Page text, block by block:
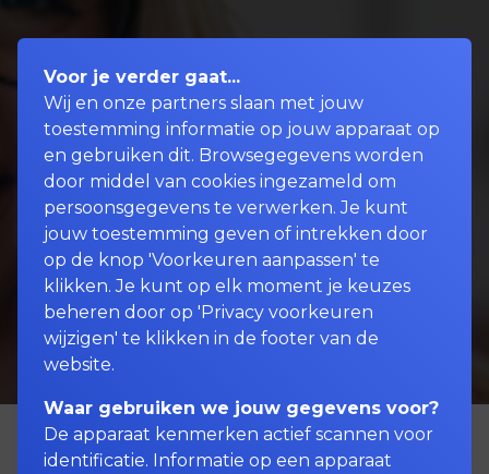
Voor je verder gaat...
Wij en onze partners slaan met jouw
toestemming informatie op jouw apparaat op
en gebruiken dit. Browsegegevens worden
door middel van cookies ingezameld om
persoonsgegevens te verwerken. Je kunt
jouw toestemming geven of intrekken door
op de knop 'Voorkeuren aanpassen' te
klikken. Je kunt op elk moment je keuzes
beheren door op 'Privacy voorkeuren
wijzigen' te klikken in de footer van de
website.
Waar gebruiken we jouw gegevens voor?
De apparaat kenmerken actief scannen voor
identificatie. Informatie op een apparaat